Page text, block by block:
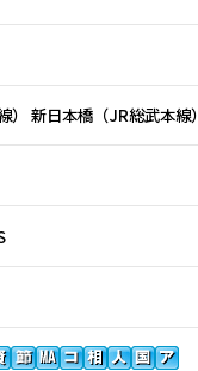
新日本橋（JR総武本線）